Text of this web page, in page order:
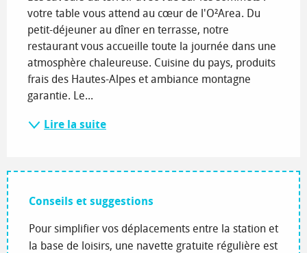
votre table vous attend au cœur de l'O²Area. Du
petit-déjeuner au dîner en terrasse, notre
restaurant vous accueille toute la journée dans une
atmosphère chaleureuse. Cuisine du pays, produits
frais des Hautes-Alpes et ambiance montagne
garantie. Le...
Lire la suite
Conseils et suggestions
Pour simplifier vos déplacements entre la station et
la base de loisirs, une navette gratuite régulière est